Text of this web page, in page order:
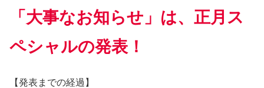
「大事なお知らせ」は、正月ス
ペシャルの発表！
【発表までの経過】